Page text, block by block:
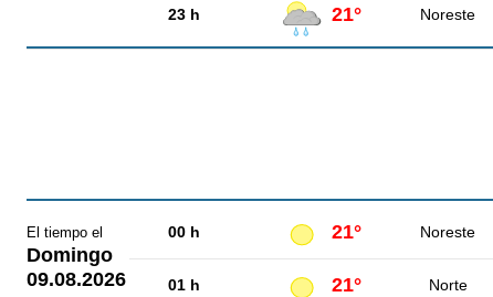
23 h 21° Noreste
El tiempo el
Domingo
09.08.2026
00 h 21° Noreste
01 h 21° Norte